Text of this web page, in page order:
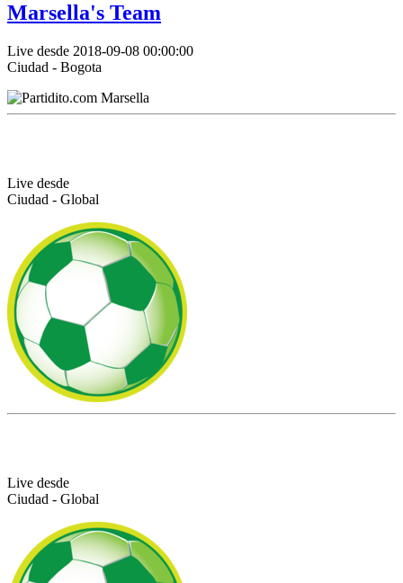
Marsella's Team
Live desde 2018-09-08 00:00:00
Ciudad - Bogota
Live desde
Ciudad - Global
Live desde
Ciudad - Global